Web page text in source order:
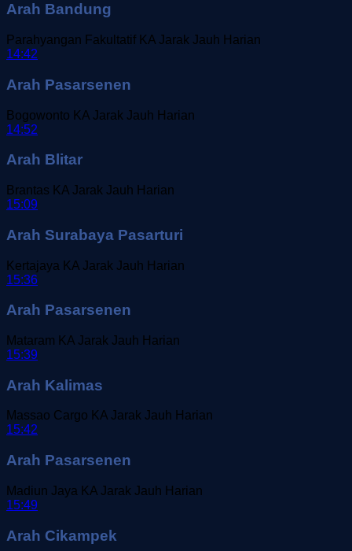
Arah Bandung
Parahyangan Fakultatif KA Jarak Jauh Harian
14:42
Arah Pasarsenen
Bogowonto KA Jarak Jauh Harian
14:52
Arah Blitar
Brantas KA Jarak Jauh Harian
15:09
Arah Surabaya Pasarturi
Kertajaya KA Jarak Jauh Harian
15:36
Arah Pasarsenen
Mataram KA Jarak Jauh Harian
15:39
Arah Kalimas
Massao Cargo KA Jarak Jauh Harian
15:42
Arah Pasarsenen
Madiun Jaya KA Jarak Jauh Harian
15:49
Arah Cikampek